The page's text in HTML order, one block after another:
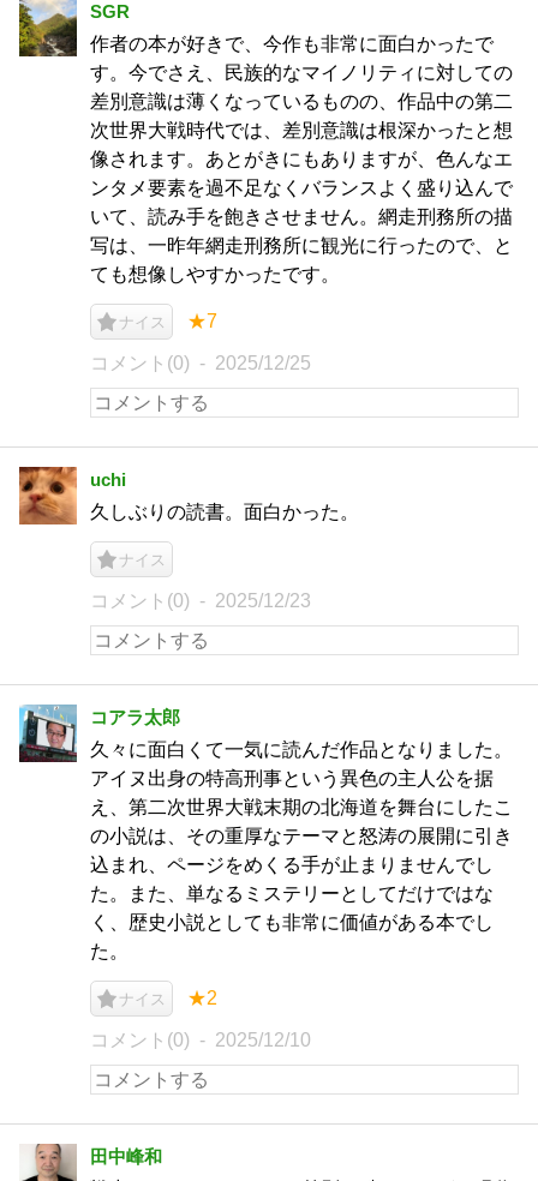
SGR
作者の本が好きで、今作も非常に面白かったで
す。今でさえ、民族的なマイノリティに対しての
差別意識は薄くなっているものの、作品中の第二
次世界大戦時代では、差別意識は根深かったと想
像されます。あとがきにもありますが、色んなエ
ンタメ要素を過不足なくバランスよく盛り込んで
いて、読み手を飽きさせません。網走刑務所の描
写は、一昨年網走刑務所に観光に行ったので、と
ても想像しやすかったです。
ナイス ★7
コメント(0) 2025/12/25
uchi
久しぶりの読書。面白かった。
ナイス
コメント(0) 2025/12/23
コアラ太郎
久々に面白くて一気に読んだ作品となりました。
アイヌ出身の特高刑事という異色の主人公を据
え、第二次世界大戦末期の北海道を舞台にしたこ
の小説は、その重厚なテーマと怒涛の展開に引き
込まれ、ページをめくる手が止まりませんでし
た。また、単なるミステリーとしてだけではな
く、歴史小説としても非常に価値がある本でし
た。
ナイス ★2
コメント(0) 2025/12/10
田中峰和